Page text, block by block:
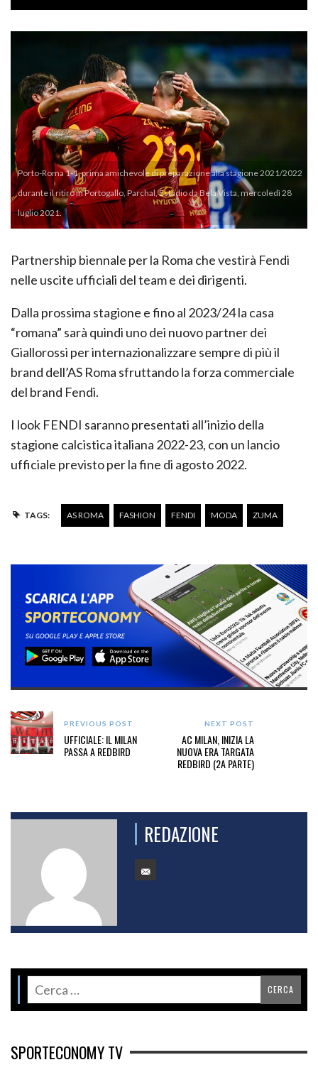
Porto-Roma 1-1, prima amichevole di preparazione alla stagione 2021/2022
durante il ritiro in Portogallo, Parchal, Estadio da Bela Vista, mercoledì 28
luglio 2021.
Partnership biennale per la Roma che vestirà Fendi
nelle uscite ufficiali del team e dei dirigenti.
Dalla prossima stagione e fino al 2023/24 la casa
“romana” sarà quindi uno dei nuovo partner dei
Giallorossi per internazionalizzare sempre di più il
brand dell’AS Roma sfruttando la forza commerciale
del brand Fendi.
I look FENDI saranno presentati all’inizio della
stagione calcistica italiana 2022-23, con un lancio
ufficiale previsto per la fine di agosto 2022.
TAGS: AS ROMA FASHION FENDI MODA ZUMA
PREVIOUS POST
UFFICIALE: IL MILAN
PASSA A REDBIRD
NEXT POST
AC MILAN, INIZIA LA
NUOVA ERA TARGATA
REDBIRD (2A PARTE)
REDAZIONE
SPORTECONOMY TV